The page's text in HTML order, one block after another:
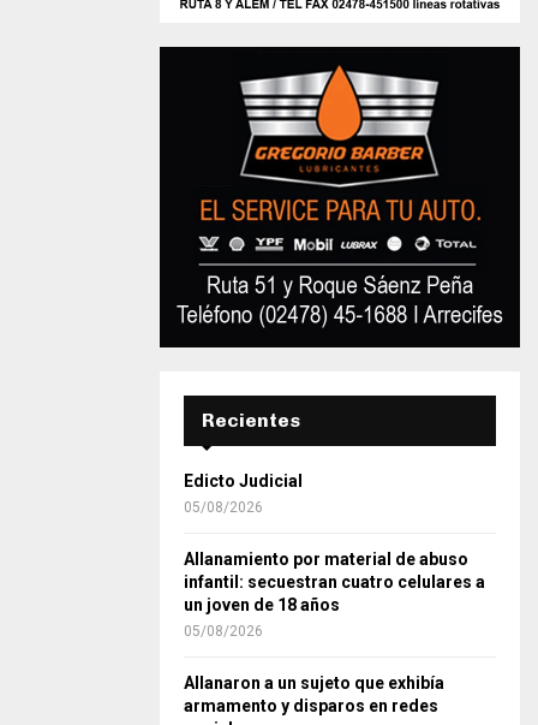
Recientes
Edicto Judicial
05/08/2026
Allanamiento por material de abuso
infantil: secuestran cuatro celulares a
un joven de 18 años
05/08/2026
Allanaron a un sujeto que exhibía
armamento y disparos en redes